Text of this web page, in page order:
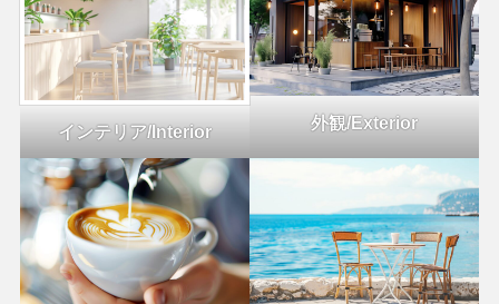
インテリア/Interior 外観/Exterior